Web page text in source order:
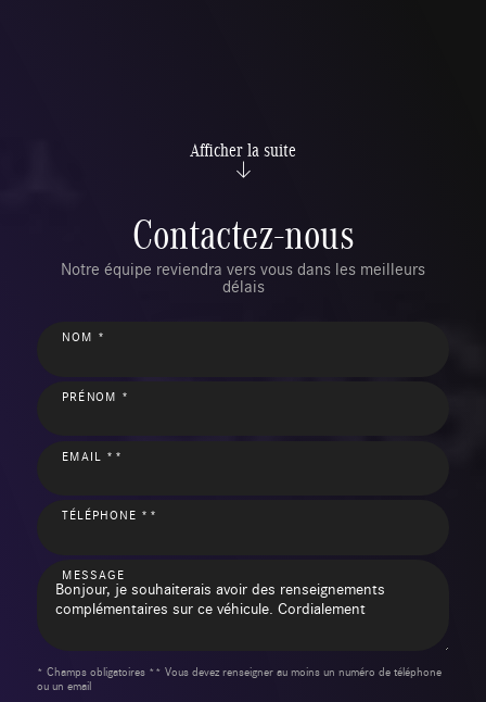
Afficher la suite
Contactez-nous
Notre équipe reviendra vers vous dans les meilleurs
délais
NOM *
PRÉNOM *
EMAIL **
TÉLÉPHONE **
MESSAGE
* Champs obligatoires ** Vous devez renseigner au moins un numéro de téléphone
ou un email